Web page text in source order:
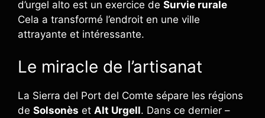
d’urgel alto est un exercice de Survie rurale
Cela a transformé l’endroit en une ville
attrayante et intéressante.
Le miracle de l’artisanat
La Sierra del Port del Comte sépare les régions
de Solsonès et Alt Urgell. Dans ce dernier –